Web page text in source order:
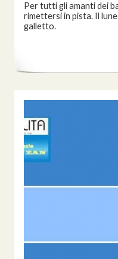
Per tutti gli amanti dei
rimettersi in pista. Il
galletto.